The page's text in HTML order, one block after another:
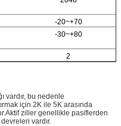
-20~+70
-30~+80
2
vardır, bu nedenle
için 2K ile 5K arasında
ziller genellikle pasiflerden
vardır.